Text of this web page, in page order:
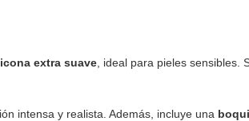
extra suave , ideal para pieles sensibles.
intensa y realista. Además, incluye una